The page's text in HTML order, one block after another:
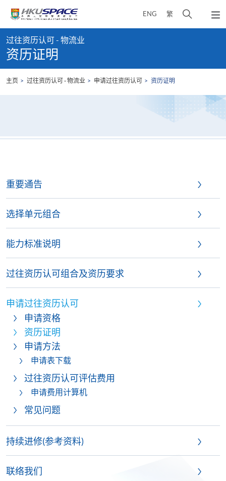
content
ENG 繁
开
弹
出
content
start
过往资历认可 - 物流业
资历证明
主页 过往资历认可 - 物流业 申请过往资历认可 资历证明
重要通告
选择单元组合
能力标准说明
过往资历认可组合及资历要求
申请过往资历认可
申请资格
资历证明
申请方法
申请表下载
过往资历认可评估费用
申请费用计算机
常见问题
持续进修(参考资料)
联络我们